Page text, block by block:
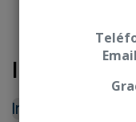
Implante
Iniciar sesión